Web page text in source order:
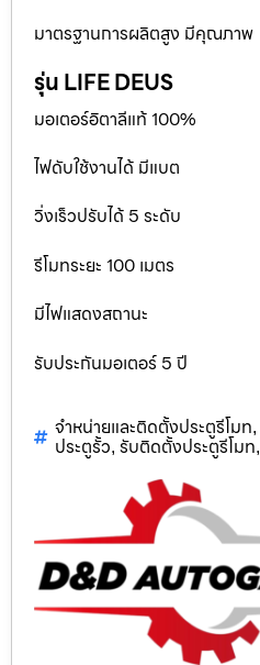
มาตรฐานการผลิตสูง มีคุณภาพ
รุ่น LIFE DEUS
มอเตอร์อิตาลีแท้ 100%
ไฟดับใช้งานได้ มีแบต
วิ่งเร็วปรับได้ 5 ระดับ
รีโมทระยะ 100 เมตร
มีไฟแสดงสถานะ
รับประกันมอเตอร์ 5 ปี
จำหน่ายและติดตั้งประตูรีโมท,
ประตูรั้ว, รับติดตั้งประตูรีโมท,